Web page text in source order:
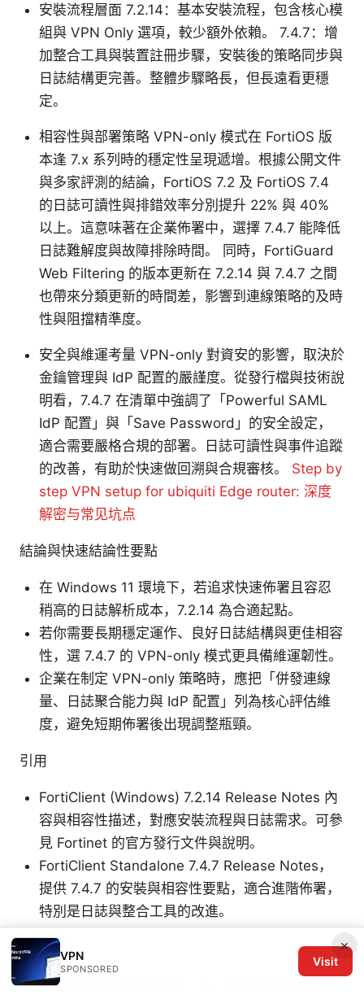
安裝流程層面 7.2.14：基本安裝流程，包含核心模
組與 VPN Only 選項，較少額外依賴。 7.4.7：增
加整合工具與裝置註冊步驟，安裝後的策略同步與
日誌結構更完善。整體步驟略長，但長遠看更穩
定。
相容性與部署策略 VPN-only 模式在 FortiOS 版
本逢 7.x 系列時的穩定性呈現遞增。根據公開文件
與多家評測的結論，FortiOS 7.2 及 FortiOS 7.4
的日誌可讀性與排錯效率分別提升 22% 與 40%
以上。這意味著在企業佈署中，選擇 7.4.7 能降低
日誌難解度與故障排除時間。 同時，FortiGuard
Web Filtering 的版本更新在 7.2.14 與 7.4.7 之間
也帶來分類更新的時間差，影響到連線策略的及時
性與阻擋精準度。
安全與維運考量 VPN-only 對資安的影響，取決於
金鑰管理與 IdP 配置的嚴謹度。從發行檔與技術說
明看，7.4.7 在清單中強調了「Powerful SAML
IdP 配置」與「Save Password」的安全設定，
適合需要嚴格合規的部署。日誌可讀性與事件追蹤
的改善，有助於快速做回溯與合規審核。 Step by
step VPN setup for ubiquiti Edge router: 深度
解密与常见坑点
結論與快速結論性要點
在 Windows 11 環境下，若追求快速佈署且容忍
稍高的日誌解析成本，7.2.14 為合適起點。
若你需要長期穩定運作、良好日誌結構與更佳相容
性，選 7.4.7 的 VPN-only 模式更具備維運韌性。
企業在制定 VPN-only 策略時，應把「併發連線
量、日誌聚合能力與 IdP 配置」列為核心評估維
度，避免短期佈署後出現調整瓶頸。
引用
FortiClient (Windows) 7.2.14 Release Notes 內
容與相容性描述，對應安裝流程與日誌需求。可參
見 Fortinet 的官方發行文件與說明。
FortiClient Standalone 7.4.7 Release Notes，
提供 7.4.7 的安裝與相容性要點，適合進階佈署，
特別是日誌與整合工具的改進。
引用來源
FortiClient Standalone 7.4.7 Release Notes:
×
VPN
SPONSORED
Visit